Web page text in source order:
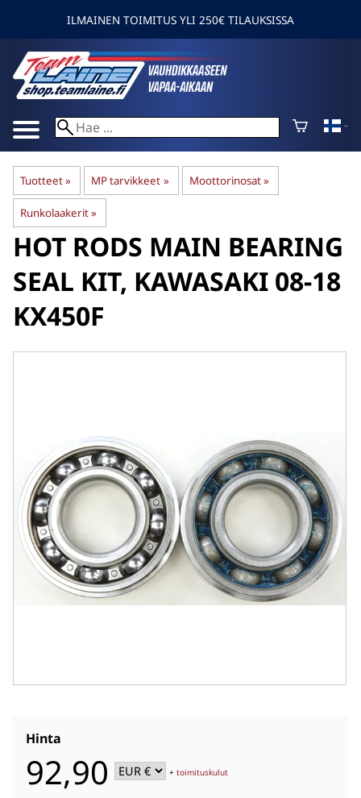
ILMAINEN TOIMITUS YLI 250€ TILAUKSISSA
Tuotteet‪» MP tarvikkeet ‪» Moottorinosat‪»
Runkolaakerit‪»
HOT RODS MAIN BEARING
SEAL KIT, KAWASAKI 08-18
KX450F
Hinta
92,90 +toimituskulut